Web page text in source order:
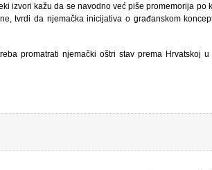
izvori kažu da se navodno već piše promemorija po
tvrdi da njemačka inicijativa o građanskom
promatrati njemački oštri stav prema Hrvatskoj